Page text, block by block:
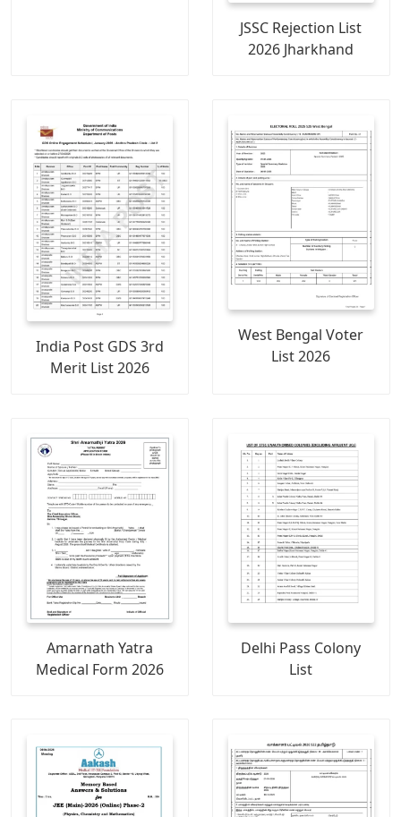
JSSC Rejection List
2026 Jharkhand
India Post GDS 3rd
Merit List 2026
West Bengal Voter
List 2026
Amarnath Yatra
Medical Form 2026
Delhi Pass Colony
List